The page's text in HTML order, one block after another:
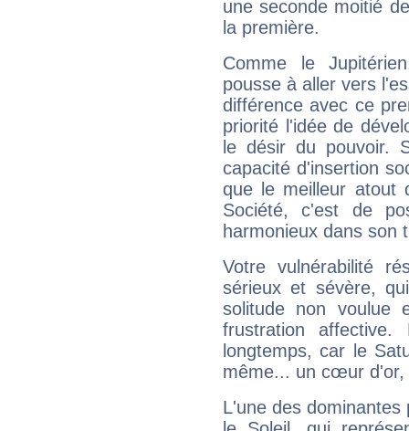
une seconde moitié
la première.
Comme le
pousse à aller vers
différence avec ce
priorité l'idée de
le désir du pouvoir.
capacité d'insertion
que le meilleur atout
Société, c'est de
harmonieux dans son
Votre vulnérabilité
sérieux et sévère,
solitude non voulue
frustration
longtemps, car le
même... un cœur d'or,
L'une des